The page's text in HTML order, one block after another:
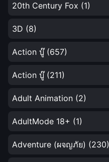
20th Century Fox (1)
3D (8)
Action บู๊(657)
Action บู๊(211)
Adult Animation (2)
AdultMode 18+ (1)
Adventure (ผจญภัย) (230)